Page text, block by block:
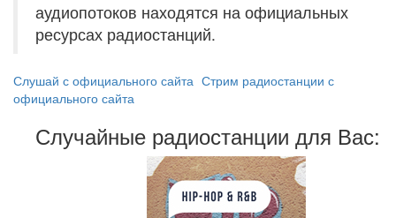
аудиопотоков находятся на официальных
ресурсах радиостанций.
Слушай с официального сайта Стрим радиостанции с
официального сайта
Случайные радиостанции для Вас: